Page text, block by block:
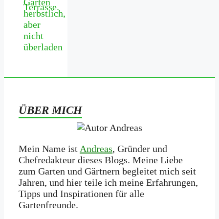
herbstlich,
aber
nicht
überladen
ÜBER MICH
Mein Name ist Andreas, Gründer und
Chefredakteur dieses Blogs. Meine Liebe
zum Garten und Gärtnern begleitet mich seit
Jahren, und hier teile ich meine Erfahrungen,
Tipps und Inspirationen für alle
Gartenfreunde.